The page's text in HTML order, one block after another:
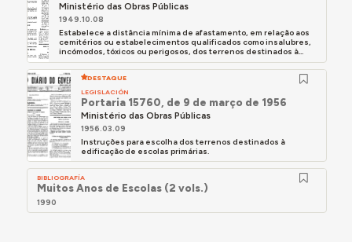
Ministério das Obras Públicas
1949.10.08
Estabelece a distância mínima de afastamento, em relação aos
cemitérios ou estabelecimentos qualificados como insalubres,
incómodos, tóxicos ou perigosos, dos terrenos destinados à...
DESTAQUE
LEGISLACIÓN
Portaria 15760, de 9 de março de 1956
Ministério das Obras Públicas
1956.03.09
Instruções para escolha dos terrenos destinados à
edificação de escolas primárias.
BIBLIOGRAFÍA
Muitos Anos de Escolas (2 vols.)
1990